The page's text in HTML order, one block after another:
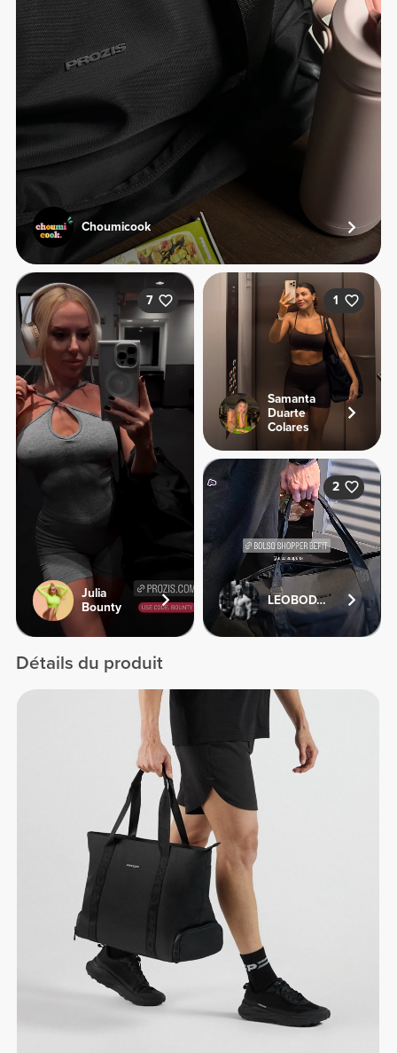
Choumicook
7
Julia
Bounty
1
Samanta
Duarte
Colares
2
LEOBODYFITNESS
Détails du produit